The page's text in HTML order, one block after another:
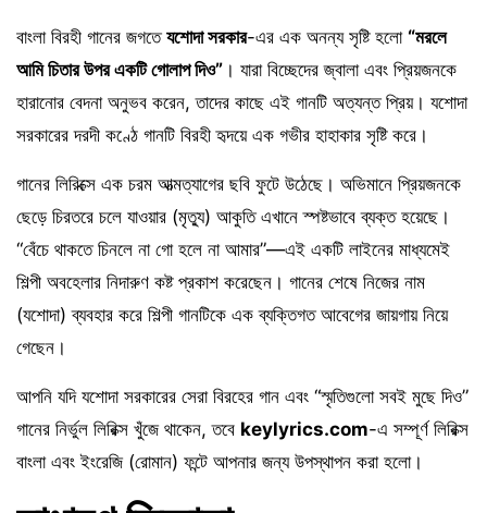
বাংলা বিরহী গানের জগতে যশোদা সরকার-এর এক অনন্য সৃষ্টি হলো “মরলে
আমি চিতার উপর একটি গোলাপ দিও” । যারা বিচ্ছেদের জ্বালা এবং প্রিয়জনকে
হারানোর বেদনা অনুভব করেন, তাদের কাছে এই গানটি অত্যন্ত প্রিয়। যশোদা
সরকারের দরদী কণ্ঠে গানটি বিরহী হৃদয়ে এক গভীর হাহাকার সৃষ্টি করে।
গানের লিরিক্সে এক চরম আত্মত্যাগের ছবি ফুটে উঠেছে। অভিমানে প্রিয়জনকে
ছেড়ে চিরতরে চলে যাওয়ার (মৃত্যু) আকুতি এখানে স্পষ্টভাবে ব্যক্ত হয়েছে।
“বেঁচে থাকতে চিনলে না গো হলে না আমার”—এই একটি লাইনের মাধ্যমেই
শিল্পী অবহেলার নিদারুণ কষ্ট প্রকাশ করেছেন। গানের শেষে নিজের নাম
(যশোদা) ব্যবহার করে শিল্পী গানটিকে এক ব্যক্তিগত আবেগের জায়গায় নিয়ে
গেছেন।
আপনি যদি যশোদা সরকারের সেরা বিরহের গান এবং “স্মৃতিগুলো সবই মুছে দিও”
গানের নির্ভুল লিরিক্স খুঁজে থাকেন, তবে keylyrics.com-এ সম্পূর্ণ লিরিক্স
বাংলা এবং ইংরেজি (রোমান) ফন্টে আপনার জন্য উপস্থাপন করা হলো।